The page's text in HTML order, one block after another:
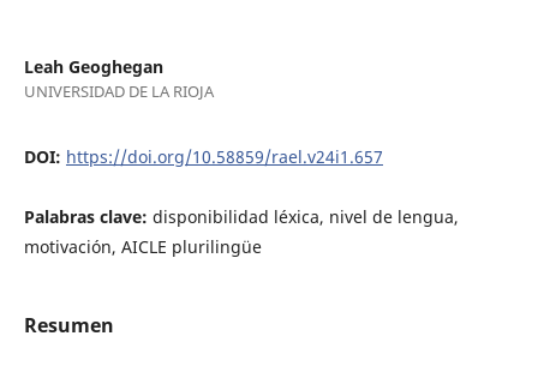
Leah Geoghegan
UNIVERSIDAD DE LA RIOJA
DOI: https://doi.org/10.58859/rael.v24i1.657
Palabras clave: disponibilidad léxica, nivel de lengua,
motivación, AICLE plurilingüe
Resumen